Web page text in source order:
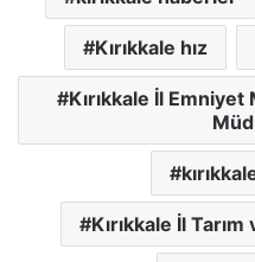
Kırıkkale hız
Kırıkkale İl
Kırıkkale İl